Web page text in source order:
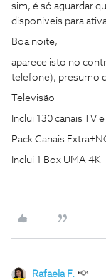
sim, é só aguardar
disponiveis para
Boa noite,
aparece isto no
telefone), presumo
Televisão
Inclui 130 canais TV
Pack Canais
Inclui 1 Box UMA 4K
Rafaela F.